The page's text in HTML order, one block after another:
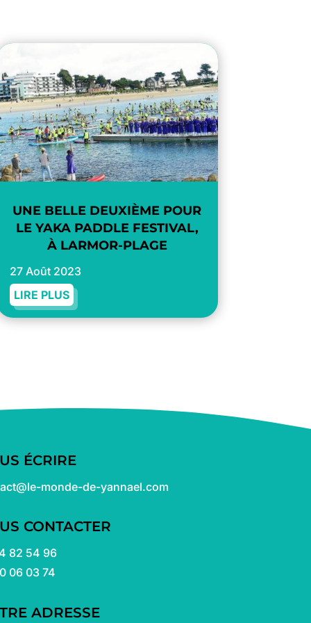
UNE BELLE DEUXIÈME POUR
LE YAKA PADDLE FESTIVAL,
À LARMOR-PLAGE
27 Août 2023
LIRE PLUS
ÉCRIRE
monde-de-yannael.com
CONTACTER
82 54 96
06 03 74
ADRESSE